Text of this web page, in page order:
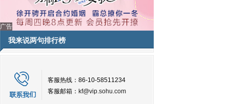
广告
我来说两句排行榜
客服热线：86-10-58511234
客服邮箱： kf@vip.sohu.com